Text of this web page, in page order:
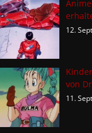
12.
von
11.